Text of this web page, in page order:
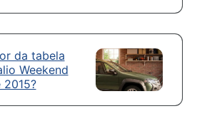
da tabela
Weekend